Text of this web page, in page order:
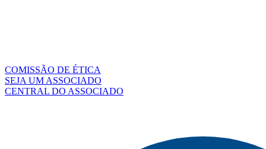
COMISSÃO DE ÉTICA
SEJA UM ASSOCIADO
CENTRAL DO ASSOCIADO